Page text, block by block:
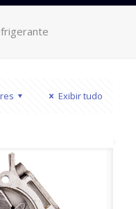
Exibir tudo